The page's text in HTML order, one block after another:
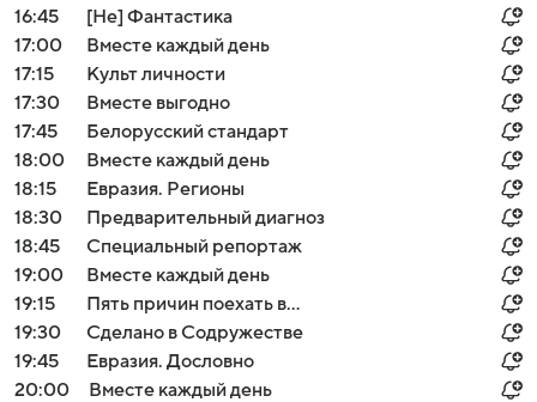
16:45
[Не] Фантастика
17:00
Вместе каждый день
17:15
Культ личности
17:30
Вместе выгодно
17:45
Белорусский стандарт
18:00
Вместе каждый день
18:15
Евразия. Регионы
18:30
Предварительный диагноз
18:45
Специальный репортаж
19:00
Вместе каждый день
19:15
Пять причин поехать в...
19:30
Сделано в Содружестве
19:45
Евразия. Дословно
20:00
Вместе каждый день